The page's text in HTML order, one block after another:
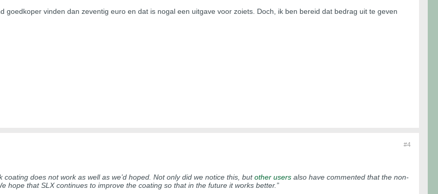
goedkoper vinden dan zeventig euro en dat is nogal een uitgave voor zoiets. Doch, ik ben bereid dat bedrag uit te geven
#4
does not work as well as we’d hoped. Not only did we notice this, butother users also have commented that the non-
hope that SLX continues to improve the coating so that in the future it works better.”